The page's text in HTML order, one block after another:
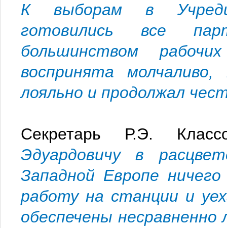
К выборам в
готовились все
большинством
воспринята
лояльно и продолжал
Секретарь Р.Э.
Эдуардовичу в
Западной Европе
работу на станции и
обеспечены